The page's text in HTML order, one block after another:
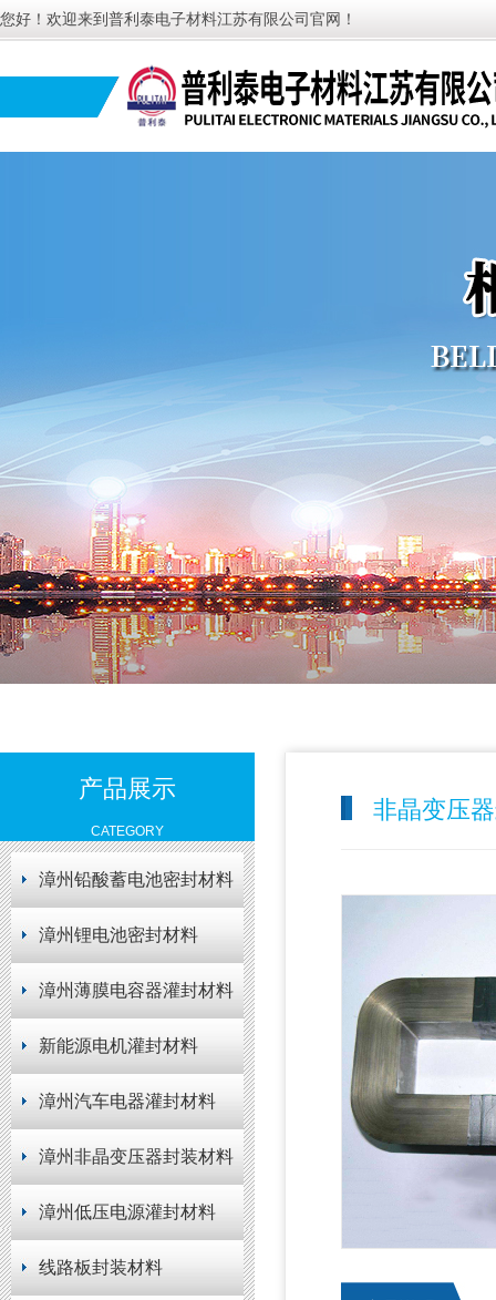
您好！欢迎来到普利泰电子材料江苏有限公司官网！
产品展示
CATEGORY
漳州铅酸蓄电池密封材料
漳州锂电池密封材料
漳州薄膜电容器灌封材料
新能源电机灌封材料
漳州汽车电器灌封材料
漳州非晶变压器封装材料
漳州低压电源灌封材料
线路板封装材料
非晶变压